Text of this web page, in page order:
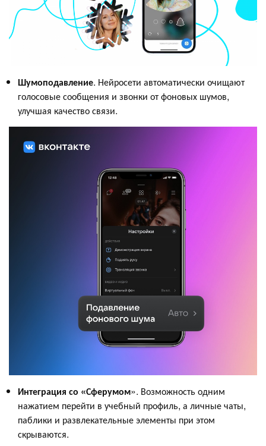
Шумоподавление. Нейросети автоматически очищают
голосовые сообщения и звонки от фоновых шумов,
улучшая качество связи.
Интеграция со «Сферумом». Возможность одним
нажатием перейти в учебный профиль, а личные чаты,
паблики и развлекательные элементы при этом
скрываются.